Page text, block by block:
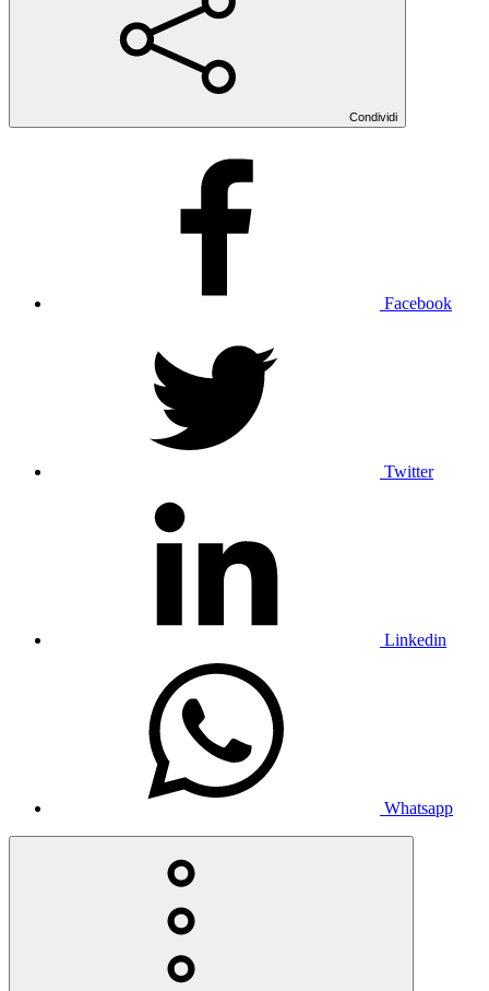
Condividi
Facebook
Twitter
Linkedin
Whatsapp